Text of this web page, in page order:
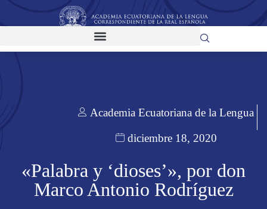
Academia Ecuatoriana de la Lengua
diciembre 18, 2020
«Palabra y ‘dioses’», por don
Marco Antonio Rodríguez